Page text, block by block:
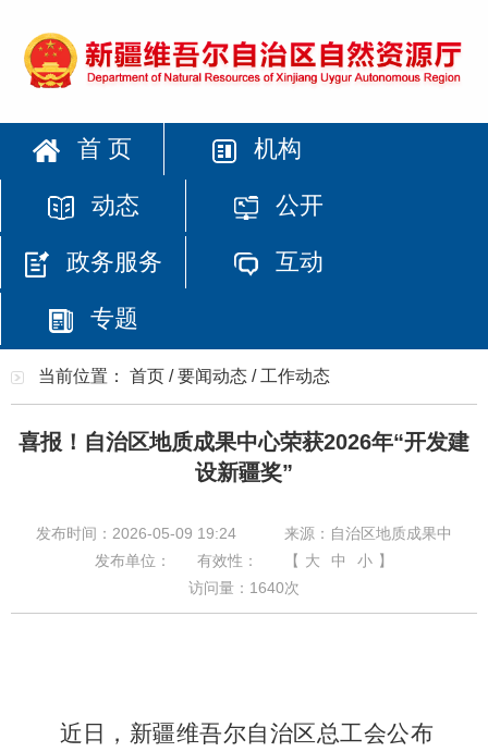
首 页 机构
动态 公开
政务服务 互动
专题
当前位置： 首页 /要闻动态 / 工作动态
喜报！自治区地质成果中心荣获2026年“开发建
设新疆奖”
发布时间：2026-05-09 19:24
来源：自治区地质成果中
发布单位：
有效性： 【 大 中 小 】
访问量： 1640次
近日，新疆维吾尔自治区总工会公布